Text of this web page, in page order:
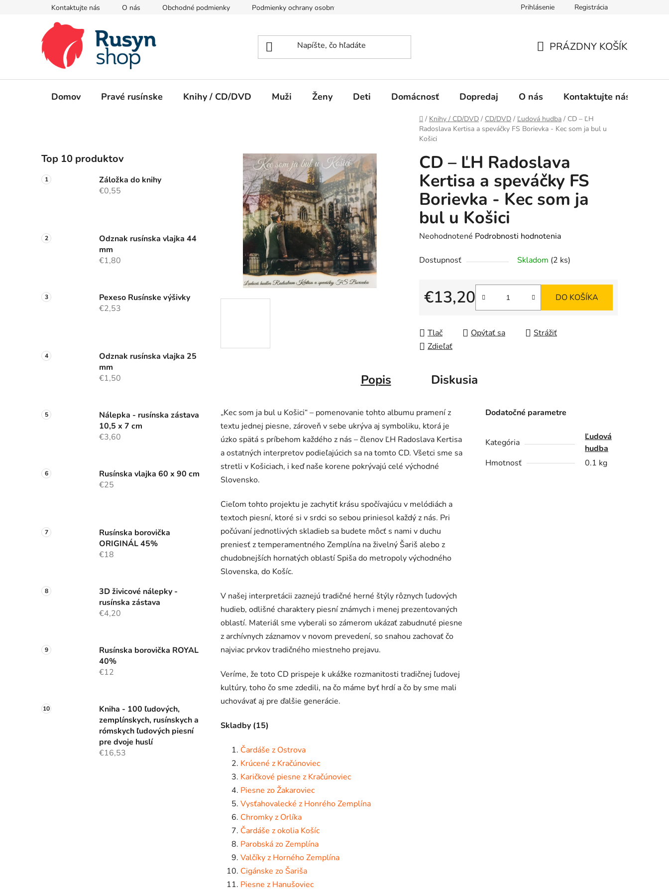
Kontaktujte nás O nás Obchodné podmienky Podmienky ochrany osobných údajov Prihlásenie Registrácia
KOŠÍK
PRÁZDNY KOŠÍK
Domov Pravé rusínske Knihy / CD/DVD Muži Ženy Deti Domácnosť Dopredaj O nás Kontaktujte nás
Domov
/ Knihy / CD/DVD / CD/DVD / Ľudová hudba / CD – ĽH
Radoslava Kertisa a speváčky FS Borievka - Kec som ja bul u
Košici
o
č
n
n
Top 10 produktov
Záložka do knihy
€0,55
Odznak rusínska vlajka 44
mm
€1,80
Pexeso Rusínske výšivky
€2,53
Odznak rusínska vlajka 25
mm
€1,50
Nálepka - rusínska zástava
10,5 x 7 cm
€3,60
Rusínska vlajka 60 x 90 cm
€25
Rusínska borovička
ORIGINÁL 45%
€18
3D živicové nálepky -
rusínska zástava
€4,20
Rusínska borovička ROYAL
40%
€12
Kniha - 100 ľudových,
zemplínskych, rusínskych a
rómskych ľudových piesní
pre dvoje huslí
€16,53
CD – ĽH Radoslava
Kertisa a speváčky FS
Borievka - Kec som ja
bul u Košici
Priemerné
produktu
0,0
hviezdičiek.
Neohodnotené Podrobnosti hodnotenia
Dostupnosť Skladom (2 ks)
€13,20
Jednotková cena:
DO KOŠÍKA
Tlač Opýtať sa
Strážiť
Zdieľať
Popis Diskusia
„Kec som ja bul u Košici“ – pomenovanie tohto albumu pramení z
textu jednej piesne, zároveň v sebe ukrýva aj symboliku, ktorá je
úzko spätá s príbehom každého z nás – členov ĽH Radoslava Kertisa
a ostatných interpretov podieľajúcich sa na tomto CD. Všetci sme sa
stretli v Košiciach, i keď naše korene pokrývajú celé východné
Slovensko.
Cieľom tohto projektu je zachytiť krásu spočívajúcu v melódiách a
textoch piesní, ktoré si v srdci so sebou priniesol každý z nás. Pri
počúvaní jednotlivých skladieb sa budete môcť s nami v duchu
preniesť z temperamentného Zemplína na živelný Šariš alebo z
chudobnejších hornatých oblastí Spiša do metropoly východného
Slovenska, do Košíc.
V našej interpretácii zaznejú tradičné herné štýly rôznych ľudových
hudieb, odlišné charaktery piesní známych i menej prezentovaných
oblastí. Materiál sme vyberali so zámerom ukázať zabudnuté piesne
z archívnych záznamov v novom prevedení, so snahou zachovať čo
najviac prvkov tradičného miestneho prejavu.
Veríme, že toto CD prispeje k ukážke rozmanitosti tradičnej ľudovej
kultúry, toho čo sme zdedili, na čo máme byť hrdí a čo by sme mali
uchovávať aj pre ďalšie generácie.
Skladby (15)
Čardáše z Ostrova
Krúcené z Kračúnoviec
Karičkové piesne z Kračúnoviec
Piesne zo Žakaroviec
Vysťahovalecké z Honrého Zemplína
Chromky z Orlíka
Čardáše z okolia Košíc
Parobská zo Zemplína
Valčíky z Horného Zemplína
Cigánske zo Šariša
Piesne z Hanušoviec
Dodatočné parametre
Kategória
Ľudová
hudba
Hmotnosť
0.1 kg